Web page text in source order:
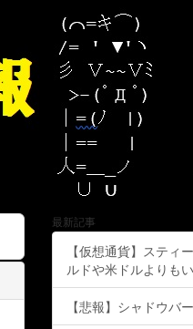
最新記事
【仮想通貨】スティ
ルドや米ドルよりも
【悲報】シャドウバ